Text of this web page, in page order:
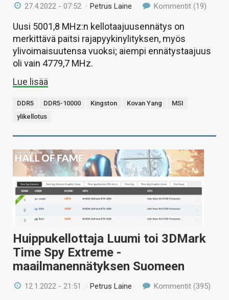
27.4.2022 - 07:52 /Petrus Laine Kommentit (19)
Uusi 5001,8 MHz:n kellotaajuusennätys on
merkittävä paitsi rajapyykinylityksen, myös
ylivoimaisuutensa vuoksi; aiempi ennätystaajuus
oli vain 4779,7 MHz.
Lue lisää
DDR5 DDR5-10000 Kingston Kovan Yang
MSI
ylikellotus
Huippukellottaja Luumi toi 3DMark
Time Spy Extreme -
maailmanennätyksen Suomeen
12.1.2022 - 21:51 /Petrus Laine Kommentit (395)